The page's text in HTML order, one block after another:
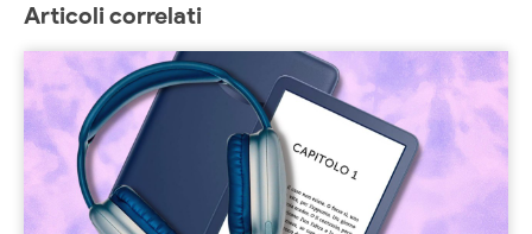
Articoli correlati